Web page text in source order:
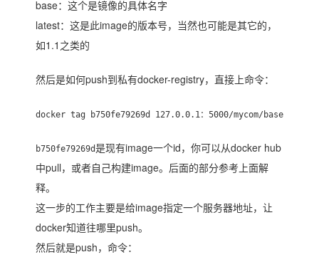
base：这个是镜像的具体名字
latest：这是此image的版本号，当然也可能是其它的，
如1.1之类的
然后是如何push到私有docker-registry，直接上命令：
docker tag b750fe79269d 127.0.0.1：5000/mycom/base
b750fe79269d是现有image一个id，你可以从docker hub
中pull，或者自己构建image。后面的部分参考上面解
释。
这一步的工作主要是给image指定一个服务器地址，让
docker知道往哪里push。
然后就是push，命令：